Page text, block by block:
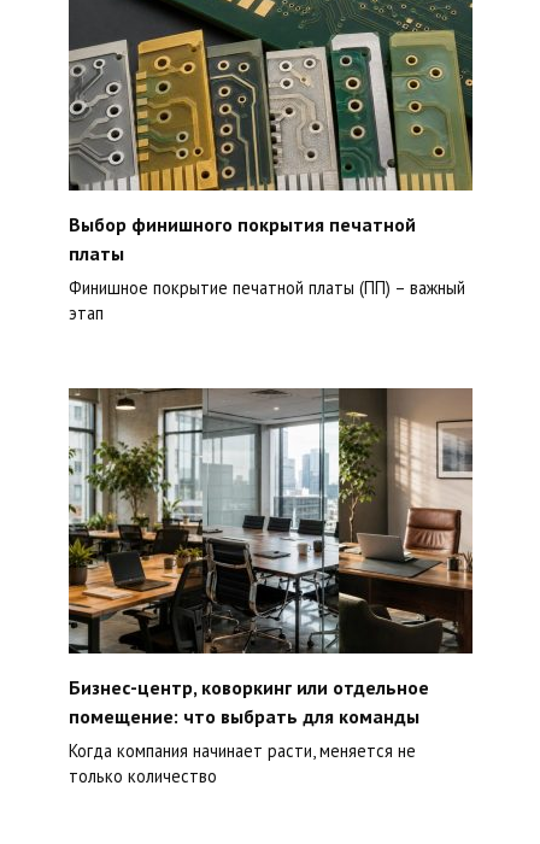
Выбор финишного покрытия печатной
платы
Финишное покрытие печатной платы (ПП) – важный
этап
Бизнес-центр, коворкинг или отдельное
помещение: что выбрать для команды
Когда компания начинает расти, меняется не
только количество